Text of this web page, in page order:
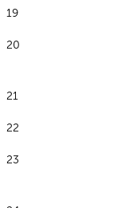
19
20
21
22
23